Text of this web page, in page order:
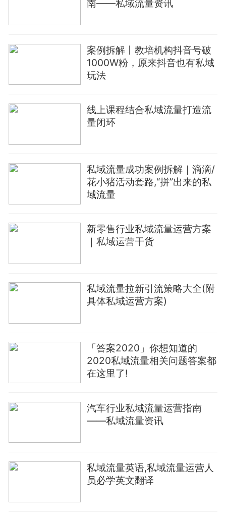
南——私域流量资讯
案例拆解丨教培机构抖音号破
1000W粉，原来抖音也有私域
玩法
线上课程结合私域流量打造流
量闭环
私域流量成功案例拆解｜滴滴/
花小猪活动套路,“拼”出来的私
域流量
新零售行业私域流量运营方案
｜私域运营干货
私域流量拉新引流策略大全(附
具体私域运营方案)
「答案2020」你想知道的
2020私域流量相关问题答案都
在这里了!
汽车行业私域流量运营指南
——私域流量资讯
私域流量英语,私域流量运营人
员必学英文翻译